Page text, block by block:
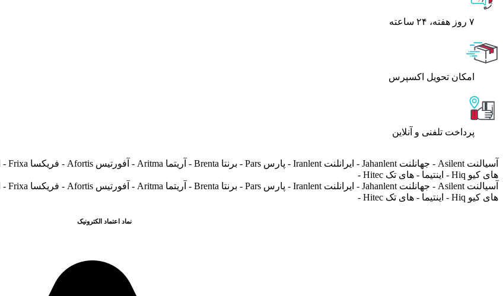
۷ روز ﻫﻔﺘﻪ، ۲۴ ﺳﺎﻋﺘﻪ
اﻣﮑﺎن ﺗﺤﻮﯾﻞ اﮐﺴﭙﺮس
پرداخت تلفنی و آنلاین
های کیو Hiq - اینتیما - های تک Hitec -
های کیو Hiq - اینتیما - های تک Hitec -
نماد اعتماد الکترونیک